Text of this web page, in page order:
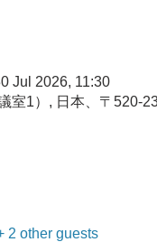
Jul 2026, 11:30
室1）, 日本、〒520-
2 other guests